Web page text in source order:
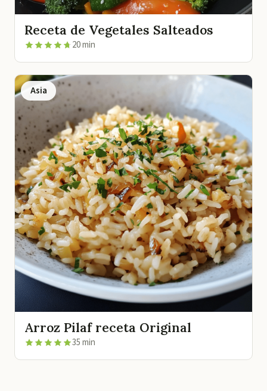
Receta de Vegetales Salteados
20 min
Asia
Arroz Pilaf receta Original
35 min